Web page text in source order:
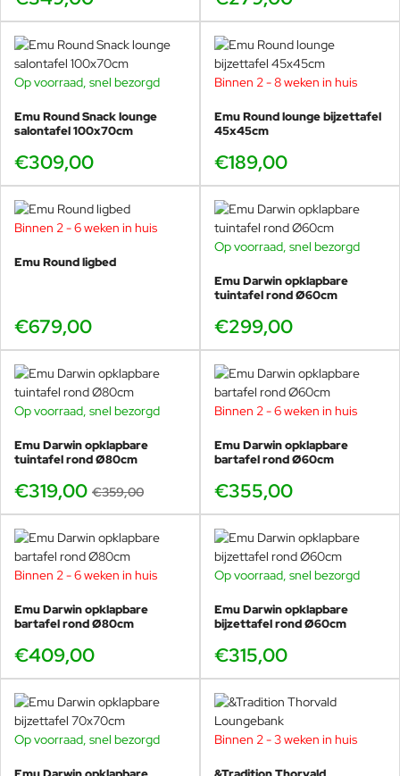
staalwerk is strak en degelijk, maar voelt door het open
patroon niet “hard” aan in de beleving. Daardoor is de bank
comfortabel voor een lange avond borrelen, maar ook
ideaal als je graag buiten leest of werkt.
Wil je extra zachtheid, dan kun je eenvoudig met losse
kussens werken. Dat is meteen een makkelijke manier om
rustige Darwin uitstraling verliest.
Opengewerkt staal, snel droog en
gemaakt voor het Nederlandse
met een opbouw die ontworpen is voor buitengebruik.
Eerst thermisch verzinkt, daarna in een grondlaag gecoat
en als laatste afgewerkt met een stevige poedercoating in
de gewenste kleur. Door de open zitting blijft er na regen
minder water staan, waardoor de bank sneller weer
bruikbaar is.
Snel weer droog na een bui door de open structuur
Sterke afwerking voor jarenlang buitengebruik
Maak de Darwin set af met
loungestoelen en tafels
Darwin komt het mooist tot zijn recht als je het als
complete lounge lijn ziet. De bank vormt de basis, de
loungestoelen geven flexibiliteit en tafels maken de set
praktisch. Denk aan een centrale salontafel voor drankjes
Op voorraad, snel bezorgd
Emu Round Snack lounge
salontafel 100x70cm
€309,00
Binnen 2 - 8 weken in huis
Emu Round lounge bijzettafel
45x45cm
€189,00
Binnen 2 - 6 weken in huis
Emu Round ligbed
€679,00
Op voorraad, snel bezorgd
Emu Darwin opklapbare
tuintafel rond Ø60cm
€299,00
-11%
Op voorraad, snel bezorgd
Emu Darwin opklapbare
tuintafel rond Ø80cm
€319,00 €359,00
Binnen 2 - 6 weken in huis
Emu Darwin opklapbare
bartafel rond Ø60cm
€355,00
Binnen 2 - 6 weken in huis
Emu Darwin opklapbare
bartafel rond Ø80cm
€409,00
Op voorraad, snel bezorgd
Emu Darwin opklapbare
bijzettafel rond Ø60cm
€315,00
Op voorraad, snel bezorgd Binnen 2 - 3 weken in huis